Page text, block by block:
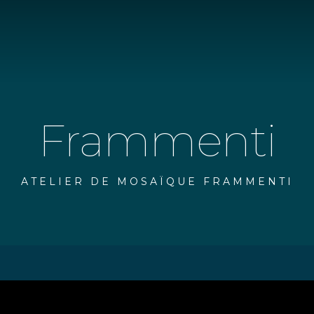
Frammenti
ATELIER DE MOSAÏQUE FRAMMENTI